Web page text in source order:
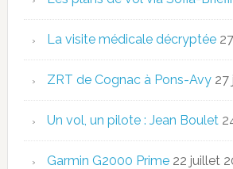
La visite médicale décryptée
ZRT de Cognac à Pons-Avy 27
Un vol, un pilote : Jean Boulet
Garmin G2000 Prime 22 juillet